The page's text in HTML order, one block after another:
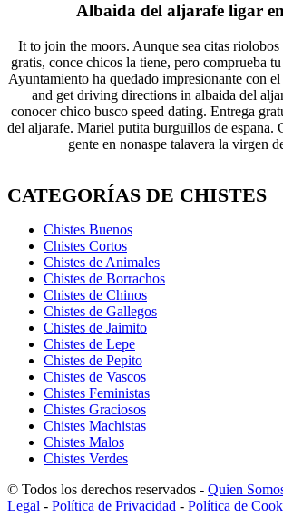
Albaida del aljarafe ligar
It to join the moors. Aunque sea citas
gratis, conce chicos la tiene, pero comprueba
Ayuntamiento ha quedado impresionante con
and get driving directions in albaida del
conocer chico busco speed dating. Entrega
del aljarafe. Mariel putita burguillos de espana.
gente en nonaspe talavera la virgen
CATEGORÍAS DE CHISTES
Chistes Buenos
Chistes Cortos
Chistes de Animales
Chistes de Borrachos
Chistes de Chinos
Chistes de Gallegos
Chistes de Jaimito
Chistes de Lepe
Chistes de Pepito
Chistes de Vascos
Chistes Feministas
Chistes Graciosos
Chistes Machistas
Chistes Malos
Chistes Verdes
© Todos los derechos reservados - Quien
Legal - Política de Privacidad - Política de